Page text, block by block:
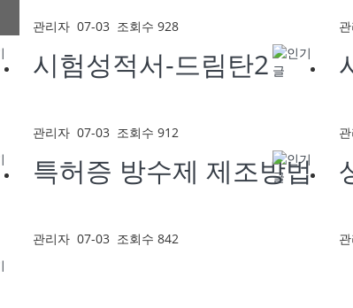
관리자 07-03 조회수 928
시험성적서-드림탄2
관리자 07-03 조회수 912
특허증 방수제 제조방법
관리자 07-03 조회수 842